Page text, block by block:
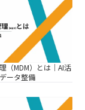
（MDM）とは｜AI活
ータ整備